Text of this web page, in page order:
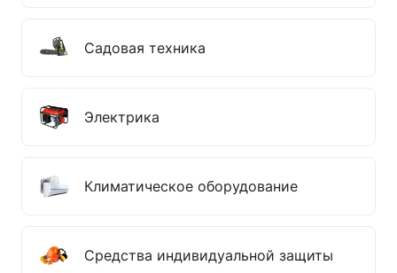
Садовая техника
Электрика
Климатическое оборудование
Средства индивидуальной защиты